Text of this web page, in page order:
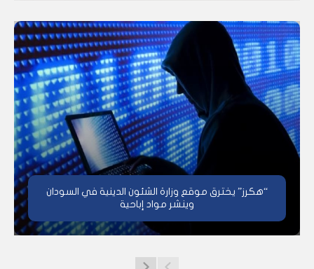
“هكرز” يخترق موقع وزارة الشئون الدينية في السودان
وينشر مواد إباحية